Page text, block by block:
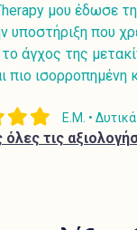
έχω
τις συνεδρίες
Η online εμπειρία
εξαιρετική.
Ν.Σ. •
όλες τις